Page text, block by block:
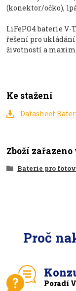
(konektor/očko),
LiFePO4 baterie V-
řešení pro
životností a
Ke stažení
Datasheet
Zboží
Baterie pro
Proč
Poradí